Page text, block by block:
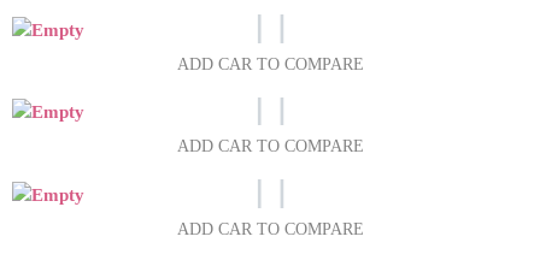
ADD CAR TO COMPARE
ADD CAR TO COMPARE
ADD CAR TO COMPARE